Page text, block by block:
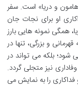
و دریا» است. سفر
او برای نجات جان
همگی نمونه هایی بارز
و بزرگی، تنها در
شود؛ بلکه می تواند در
نیز متجلی گردد.
را به نمایش می